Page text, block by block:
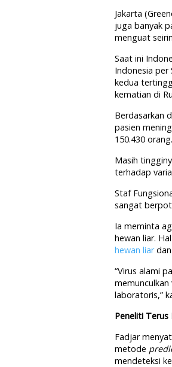
Jakarta
juga banyak
menguat
Saat ini
Indonesia per
kedua
kematian di
Berdasarkan
pasien
150.430 orang.
Masih
terhadap
Staf
sangat
Ia meminta
hewan liar.
hewan liardan
“Virus alami
laboratoris,”
Peneliti Terus
Fadjar
metode
mendeteksi